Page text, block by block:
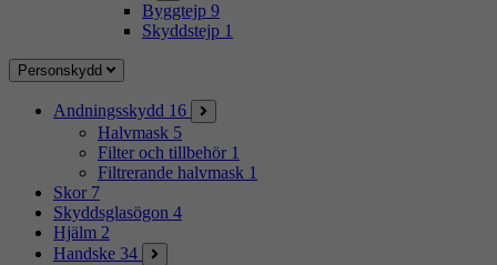
Byggtejp 9
Skyddstejp 1
Personskydd
Andningsskydd 16
Halvmask 5
Filter och tillbehör 1
Filtrerande halvmask 1
Skor 7
Skyddsglasögon 4
Hjälm 2
Handske 34